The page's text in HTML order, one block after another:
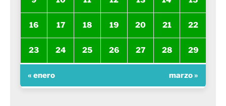
16 17 18 19 20 21 22
23 24 25 26 27 28 29
« enero marzo »